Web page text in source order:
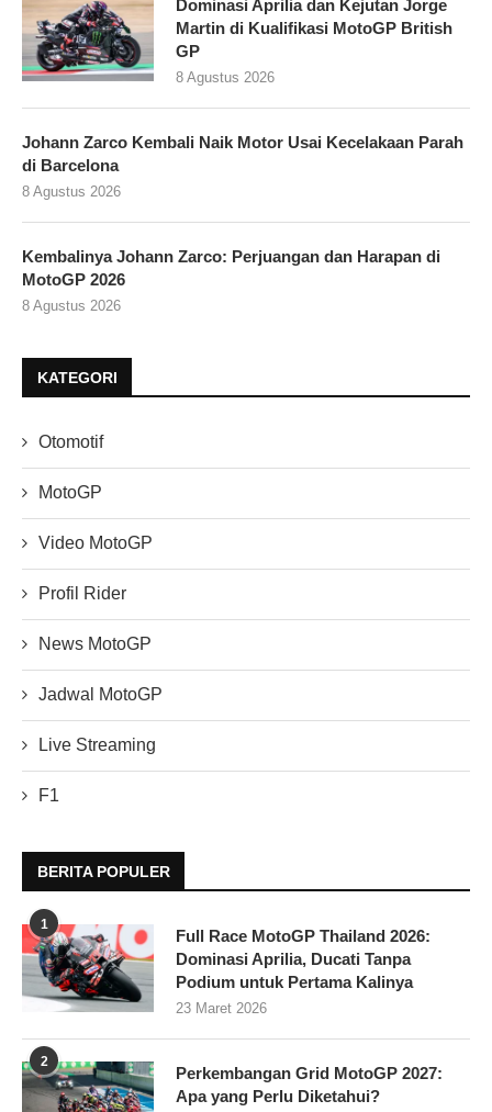
Dominasi Aprilia dan Kejutan Jorge
Martin di Kualifikasi MotoGP British
GP
8 Agustus 2026
Johann Zarco Kembali Naik Motor Usai Kecelakaan Parah
di Barcelona
8 Agustus 2026
Kembalinya Johann Zarco: Perjuangan dan Harapan di
MotoGP 2026
8 Agustus 2026
KATEGORI
Otomotif
MotoGP
Video MotoGP
Profil Rider
News MotoGP
Jadwal MotoGP
Live Streaming
F1
BERITA POPULER
1
Full Race MotoGP Thailand 2026:
Dominasi Aprilia, Ducati Tanpa
Podium untuk Pertama Kalinya
23 Maret 2026
2
Perkembangan Grid MotoGP 2027:
Apa yang Perlu Diketahui?